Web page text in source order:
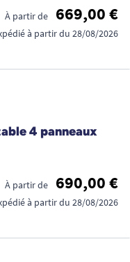
À partir de 669,00 €
à partir du 28/08/2026
4 panneaux
À partir de
690,00 €
à partir du 28/08/2026